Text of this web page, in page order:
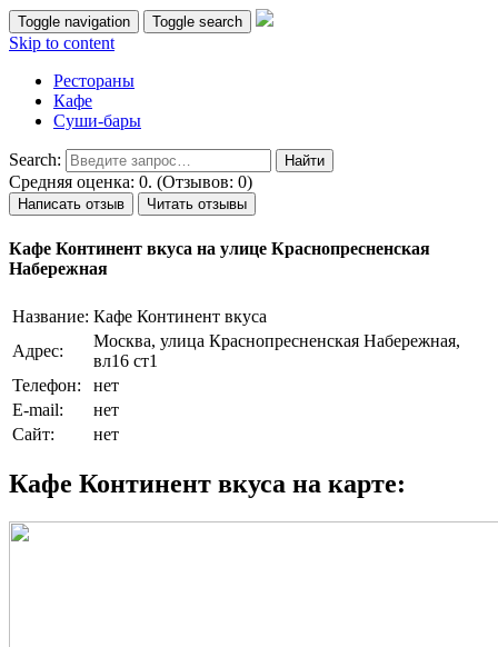
Toggle navigation Toggle search
Skip to content
Рестораны
Кафе
Суши-бары
Search:
Средняя оценка: 0. (Отзывов: 0)
Написать отзыв Читать отзывы
Кафе Континент вкуса на улице Краснопресненская
Набережная
Название: Кафе Континент вкуса
Адрес:
Москва, улица Краснопресненская Набережная,
вл16 ст1
Телефон:
нет
E-mail:
нет
Сайт:
нет
Кафе Континент вкуса на карте: